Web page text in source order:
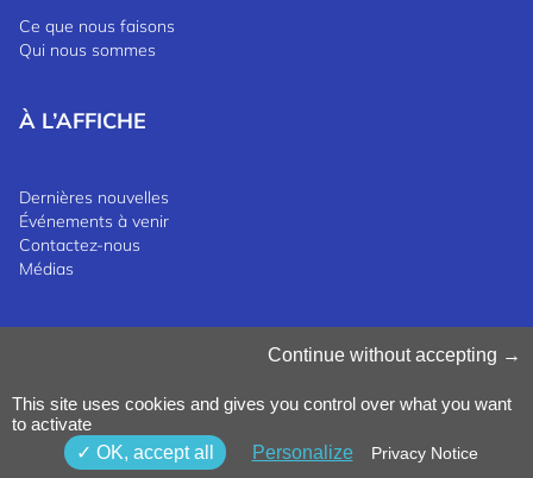
Ce que nous faisons
Qui nous sommes
À L’AFFICHE
Dernières nouvelles
Événements à venir
Contactez-nous
Médias
Termes et conditions
Politique de dénonciation
Continue without accepting
This site uses cookies and gives you control over what you want
to activate
OK, accept all
Personalize Privacy Notice